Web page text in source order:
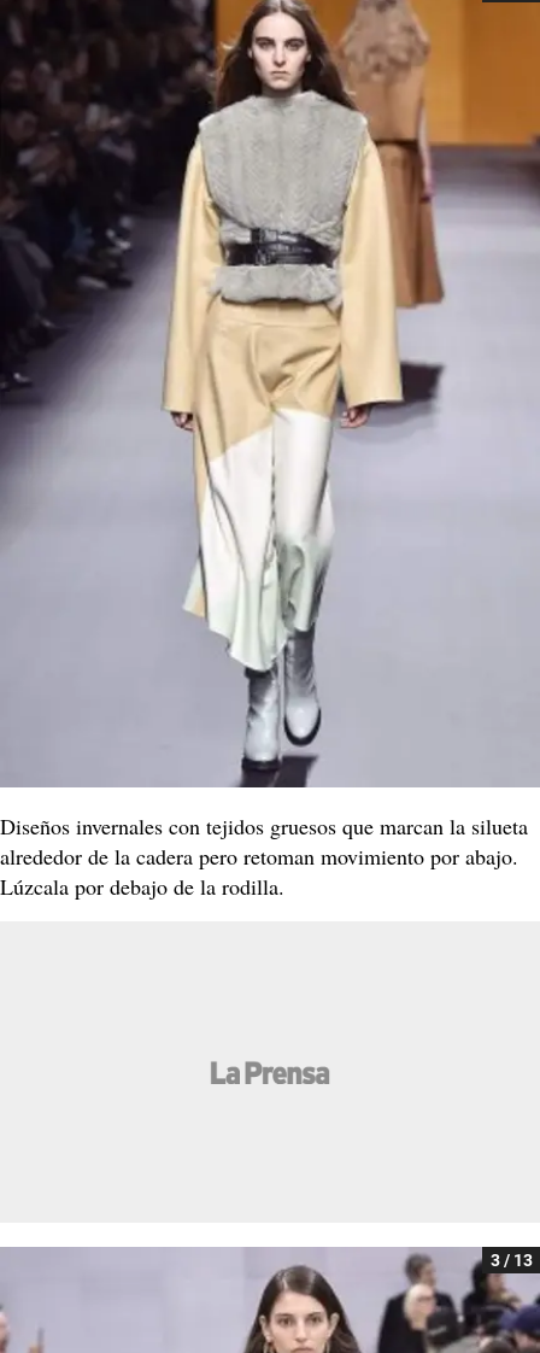
Diseños invernales con tejidos gruesos que marcan la silueta
alrededor de la cadera pero retoman movimiento por abajo.
Lúzcala por debajo de la rodilla.
3 / 13